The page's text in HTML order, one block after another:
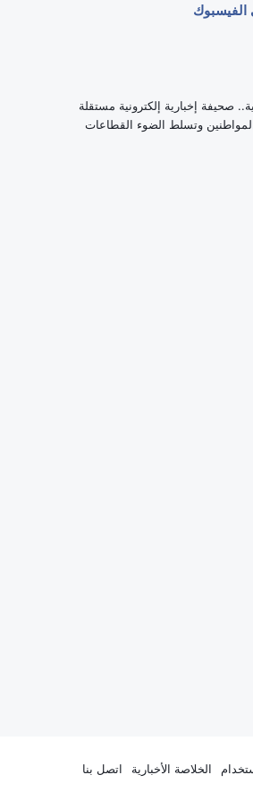
صحيفة إخبارية إلكترونية مستقلة
وتسلط الضوء القطاعات
الخلاصة الأخبارية اتصل بنا